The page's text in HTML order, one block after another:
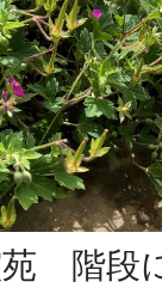
階段